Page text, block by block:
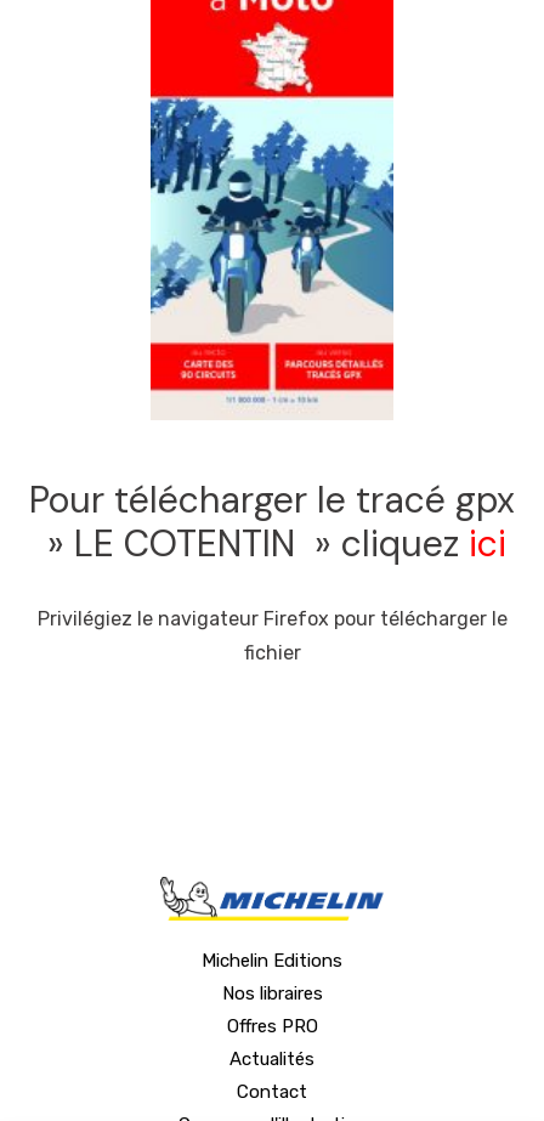
Pour télécharger le tracé gpx
» LE COTENTIN » cliquez ici
Privilégiez le navigateur Firefox pour télécharger le
fichier
Michelin Editions
Nos libraires
Offres PRO
Actualités
Contact